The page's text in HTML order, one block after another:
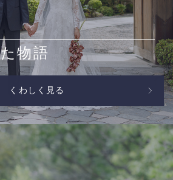
物語
くわしく見る